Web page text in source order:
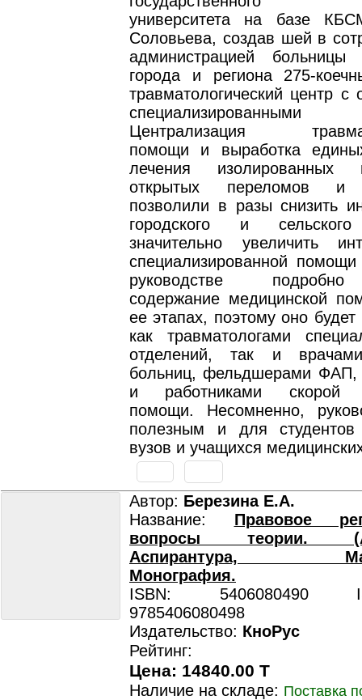
университета на базе
Соловьева, создав шей в
администрацией
города и региона 275-
травматологический центр с
специализированными
Централизация
помощи и выработка
лечения изолированных
открытых переломов и
позволили в разы снизить
городского и
значительно увеличить
специализированной
руководстве
содержание медицинской
ее этапах, поэтому оно будет
как травматологами
отделений, так и
больниц, фельдшерами ФАП,
и работниками скорой
помощи. Несомненно,
полезным и для студентов
вузов и учащихся
Автор: Березина Е.А.
Название: Правовое
вопросы теории.
Аспирантура,
Монография.
ISBN: 5406080490
9785406080498
Издательство: КноРус
Рейтинг:
Цена: 14840.00 T
Наличие на складе: Поставка